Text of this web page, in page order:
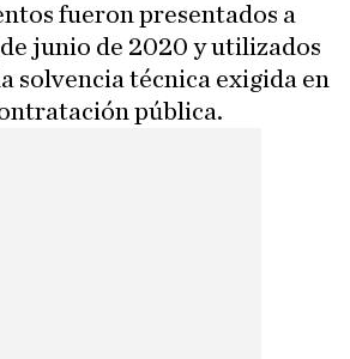
fueron presentados a
junio de 2020 y utilizados
solvencia técnica exigida en
pública.